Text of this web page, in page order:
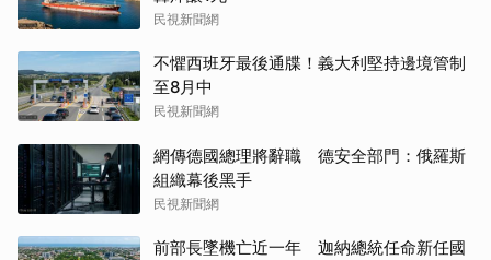
民視新聞網
不懼西班牙最後通牒！義大利堅持邊境管制
至8月中
民視新聞網
網傳德國總理將辭職 德安全部門：俄羅斯
組織幕後黑手
民視新聞網
前部長墜機亡近一年 迦納總統任命新任國